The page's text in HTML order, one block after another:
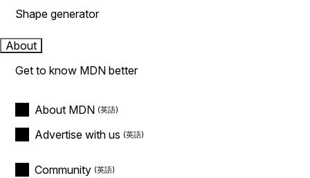
Shape generator
About
Get to know MDN better
About MDN
Advertise with us
Community